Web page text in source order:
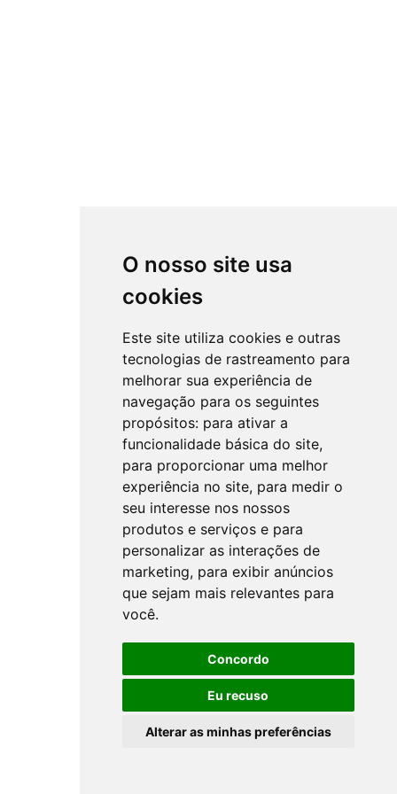
O nosso site usa
cookies
Este site utiliza cookies e outras
tecnologias de rastreamento para
melhorar sua experiência de
navegação para os seguintes
propósitos: para ativar a
funcionalidade básica do site,
para proporcionar uma melhor
experiência no site, para medir o
seu interesse nos nossos
produtos e serviços e para
personalizar as interações de
marketing, para exibir anúncios
que sejam mais relevantes para
você.
Concordo
Eu recuso
Alterar as minhas preferências